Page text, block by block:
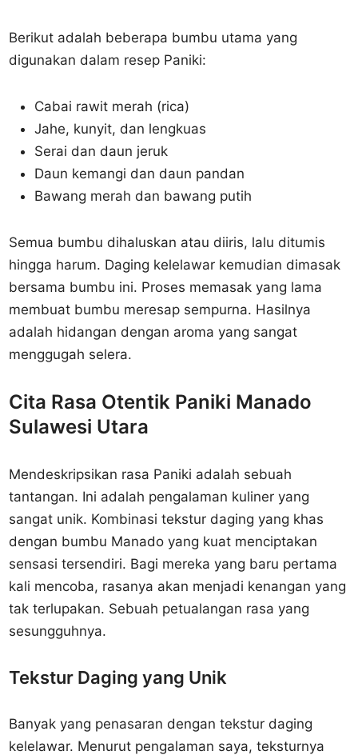
Berikut adalah beberapa bumbu utama yang
digunakan dalam resep Paniki:
Cabai rawit merah (rica)
Jahe, kunyit, dan lengkuas
Serai dan daun jeruk
Daun kemangi dan daun pandan
Bawang merah dan bawang putih
Semua bumbu dihaluskan atau diiris, lalu ditumis
hingga harum. Daging kelelawar kemudian dimasak
bersama bumbu ini. Proses memasak yang lama
membuat bumbu meresap sempurna. Hasilnya
adalah hidangan dengan aroma yang sangat
menggugah selera.
Cita Rasa Otentik Paniki Manado
Sulawesi Utara
Mendeskripsikan rasa Paniki adalah sebuah
tantangan. Ini adalah pengalaman kuliner yang
sangat unik. Kombinasi tekstur daging yang khas
dengan bumbu Manado yang kuat menciptakan
sensasi tersendiri. Bagi mereka yang baru pertama
kali mencoba, rasanya akan menjadi kenangan yang
tak terlupakan. Sebuah petualangan rasa yang
sesungguhnya.
Tekstur Daging yang Unik
Banyak yang penasaran dengan tekstur daging
kelelawar. Menurut pengalaman saya, teksturnya